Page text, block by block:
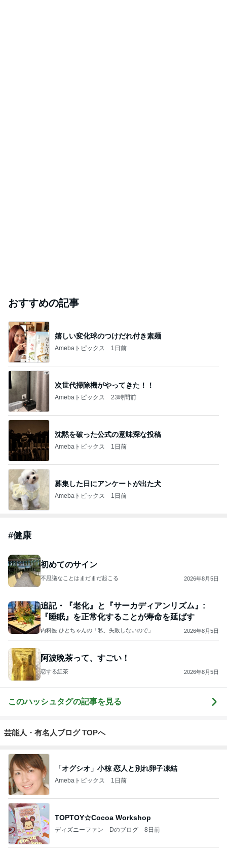
おすすめの記事
嬉しい変化球のつけだれ付き素麺
Amebaトピックス 1日前
次世代掃除機がやってきた！！
Amebaトピックス 23時間前
沈黙を破った公式の意味深な投稿
Amebaトピックス 1日前
募集した日にアンケートが出た犬
Amebaトピックス 1日前
#健康
初めてのサイン
不思議なことはまだまだ起こる 2026年8月5日
追記・『老化』と『サーカディアンリズム』:
『睡眠』を正常化することが寿命を延ばす
内科医 ひとちゃんの「私、失敗しないので」 2026年8月5日
阿波晩茶って、すごい！
恋する紅茶 2026年8月5日
このハッシュタグの記事を見る
芸能人・有名人ブログ TOPへ
「オグシオ」小椋 恋人と別れ卵子凍結
Amebaトピックス 1日前
TOPTOY☆Cocoa Workshop
ディズニーファン Dのブログ 8日前